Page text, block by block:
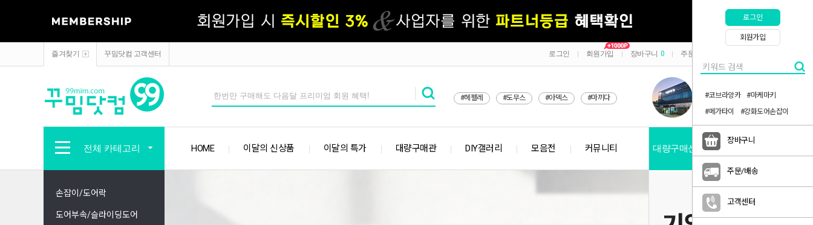
즐겨찾기 꾸밈닷컴 고객센터 로그인 회원가입 장바구니 0 주문/배송
#헤펠레 #도무스 #아덱스 #마끼다
전체 카테고리 HOME 이달의 신상품 이달의 특가 대량구매관 DIY갤러리 모음전 커뮤니티 대량구매신청
로그인
회원가입
#코브라앙카
#마케마키
#메가타이
#강화도어손잡이
장바구니
주문/배송
고객센터
손잡이/도어락
도어부속/슬라이딩도어